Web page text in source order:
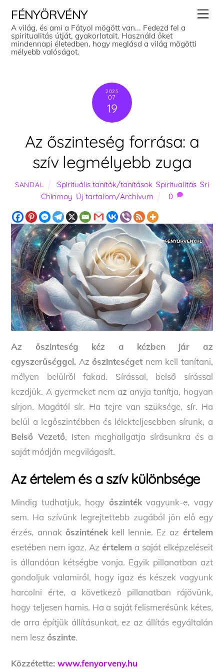
content
FÉNYÖRVÉNY
A világ, és ami a Fátyol mögött van... Fedezd fel a
spiritualitás útját, gyakorlatait. Használd őket
mindennapi életedben, hogy meglásd a világ mögötti
mélyebb valóságot.
2025
07
19
Az őszinteség forrása: a
szív legmélyebb zuga
SANDAL Spirituális tanítók/tanítások, Spiritualitás, Sri
Chinmoy Új tartalom/Archívum 0
Az őszinteség kéz a kézben jár az
egyszerűséggel. Azőszinteséget nem kell tanítani,
mélyen belülről fakad. Sírással, belső sírással
kezdjük. A gyermeket nem az anyja tanítja, hogyan
sírjon. Magától sír. Ha tejre van szüksége, sír. Ha
belül a legőszintébben és lélekteljesebben sírunk, a
Belső Vezető, Isten meghallgatja sírásunkra és a
saját módján megvilágosít.
Az értelem és a szív különbsége
Mindig tudhatjuk, hogy őszintékvagyunk-e, vagy
sem. Ha szívünk legrejtettebb zugából jön elő egy
érzés, annak őszinténekkell lennie. Ez az értelem
esetében nem igaz. Az értelem a saját elképzeléseit
is állandóan kétségbe vonja. Egyik pillanatban azt
gondoljuk valamiről, hogy igaz és készek vagyunk
harcolni érte, a következő pillanatban rájövünk,
hogy teljesen hamis. Ha a saját felismerésünk kétes,
de arra építjük állításunkat, ez az állítás egyáltalán
nem leszőszinte.
Közzétette:www.fenyorveny.hu